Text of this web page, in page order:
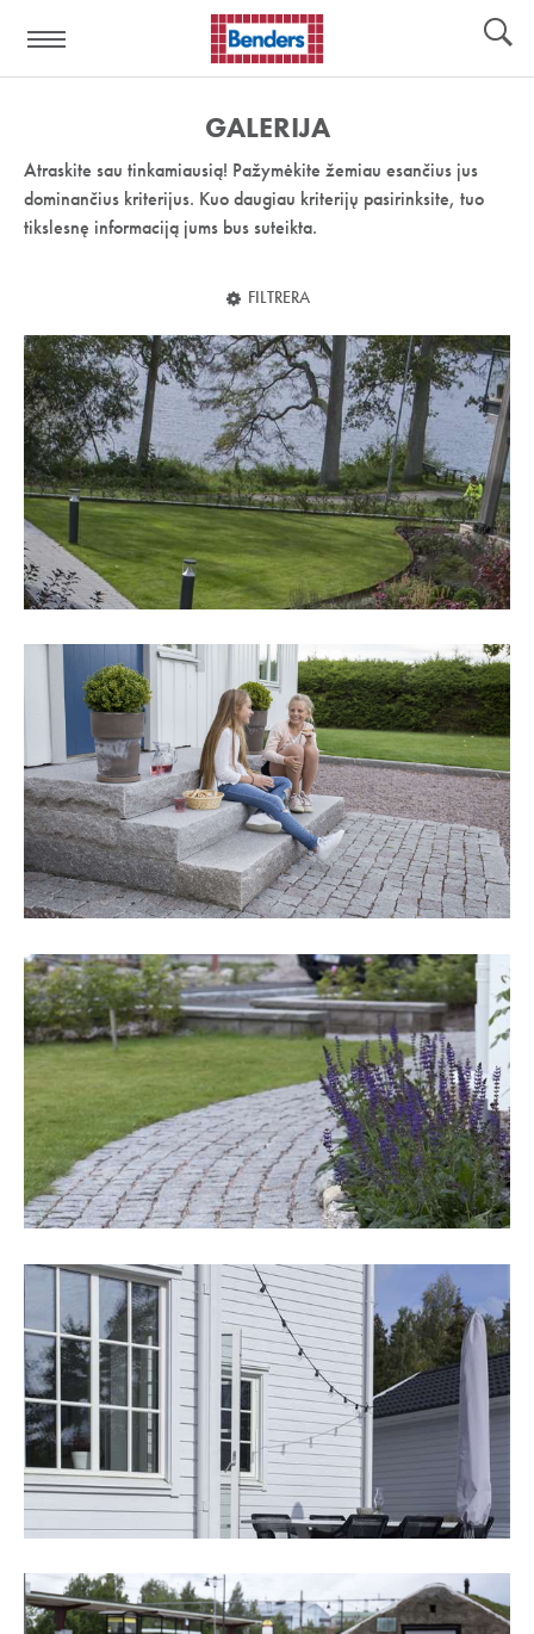
nuoroda:
GALERIJA
Atraskite sau tinkamiausią! Pažymėkite žemiau esančius jus
dominančius kriterijus. Kuo daugiau kriterijų pasirinksite, tuo
tikslesnę informaciją jums bus suteikta.
FILTRERA